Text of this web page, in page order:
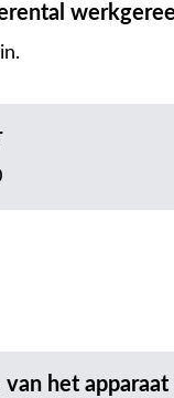
van het apparaat